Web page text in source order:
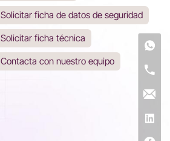
Solicitar ficha de datos de seguridad
Solicitar ficha técnica
Contacta con nuestro equipo